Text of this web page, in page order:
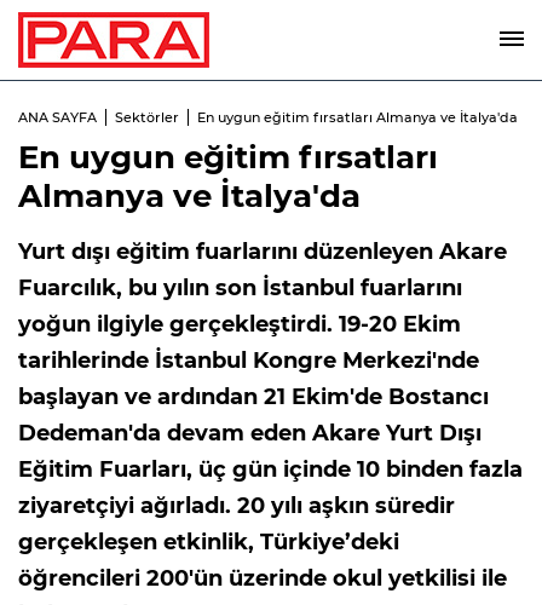
ANA SAYFA Sektörler En uygun eğitim fırsatları Almanya ve İtalya'da
En uygun eğitim fırsatları
Almanya ve İtalya'da
Yurt dışı eğitim fuarlarını düzenleyen Akare
Fuarcılık, bu yılın son İstanbul fuarlarını
yoğun ilgiyle gerçekleştirdi. 19-20 Ekim
tarihlerinde İstanbul Kongre Merkezi'nde
başlayan ve ardından 21 Ekim'de Bostancı
Dedeman'da devam eden Akare Yurt Dışı
Eğitim Fuarları, üç gün içinde 10 binden fazla
ziyaretçiyi ağırladı. 20 yılı aşkın süredir
gerçekleşen etkinlik, Türkiye’deki
öğrencileri 200'ün üzerinde okul yetkilisi ile